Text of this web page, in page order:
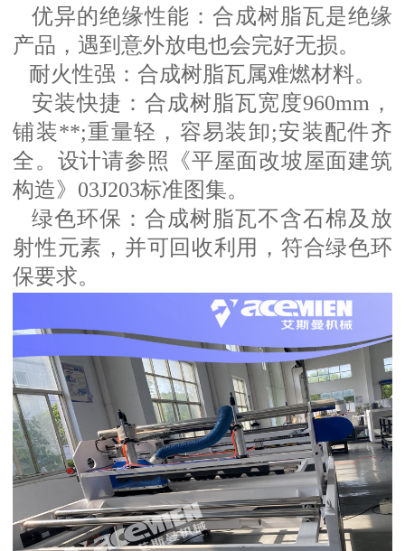
优异的绝缘性能：合成树脂瓦是绝缘
产品，遇到意外放电也会完好无损。
耐火性强：合成树脂瓦属难燃材料。
安装快捷：合成树脂瓦宽度960mm，
铺装**;重量轻，容易装卸;安装配件齐
全。设计请参照《平屋面改坡屋面建筑
构造》03J203标准图集。
绿色环保：合成树脂瓦不含石棉及放
射性元素，并可回收利用，符合绿色环
保要求。